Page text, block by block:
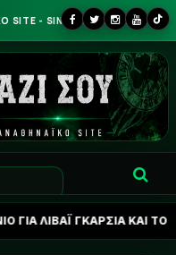
- SINCE 2013
ΚΑΙ ΤΟ ΣΕΝΑΡΙΟ ΓΙΑ